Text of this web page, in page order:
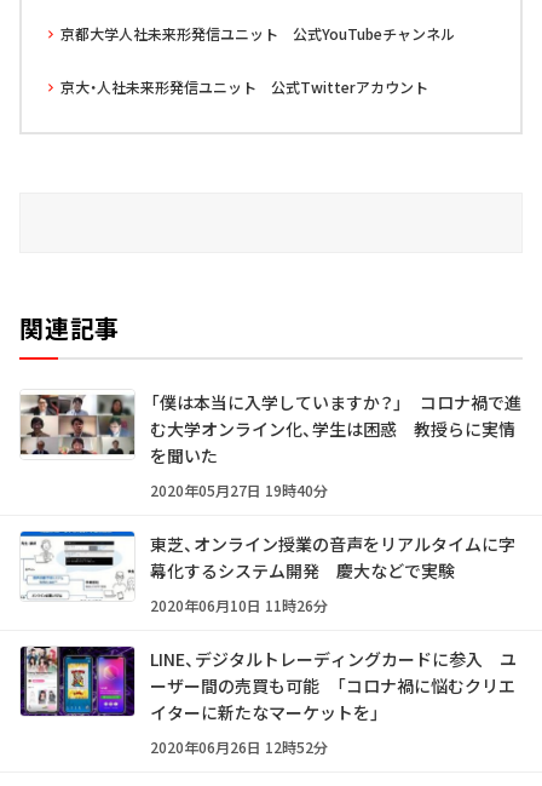
京都大学人社未来形発信ユニット 公式YouTubeチャンネル
京大・人社未来形発信ユニット 公式Twitterアカウント
関連記事
「僕は本当に入学していますか？」 コロナ禍で進
む大学オンライン化、学生は困惑 教授らに実情
を聞いた
2020年05月27日 19時40分
東芝、オンライン授業の音声をリアルタイムに字
幕化するシステム開発 慶大などで実験
2020年06月10日 11時26分
LINE、デジタルトレーディングカードに参入 ユ
ーザー間の売買も可能 「コロナ禍に悩むクリエ
イターに新たなマーケットを」
2020年06月26日 12時52分